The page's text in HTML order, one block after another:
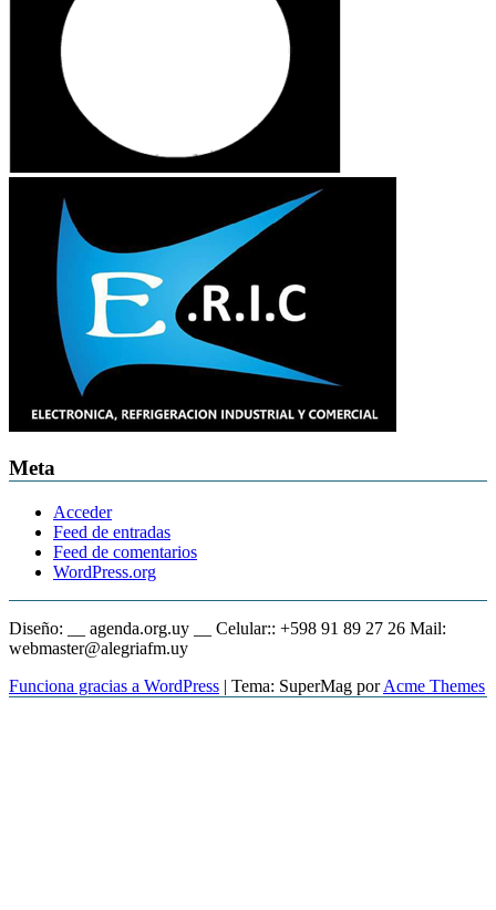
Meta
Acceder
Feed de entradas
Feed de comentarios
WordPress.org
Diseño: __ agenda.org.uy __ Celular:: +598 91 89 27 26 Mail:
webmaster@alegriafm.uy
Funciona gracias a WordPress | Tema: SuperMag porAcme Themes